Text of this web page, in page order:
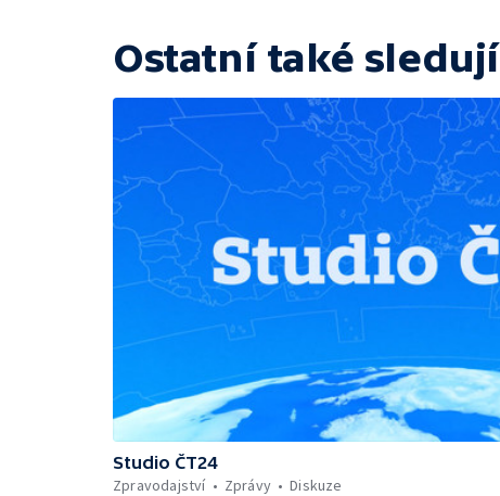
Ostatní také sledují
Studio ČT24
Zpravodajství
Zprávy Diskuze